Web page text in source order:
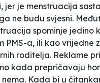
jer je menstruacija
ne budu svjesni.
spominje jedino
PMS-a, ili kao
roditelja. Reklame
kada prepričavaju
nema. Kada bi u